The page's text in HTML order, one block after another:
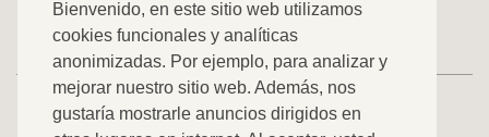
Bienvenido, en este sitio web utilizamos
cookies funcionales y analíticas
anonimizadas. Por ejemplo, para analizar y
mejorar nuestro sitio web. Además, nos
gustaría mostrarle anuncios dirigidos en
como en casa. Descubra nuestra oferta exclusiva.
995.000